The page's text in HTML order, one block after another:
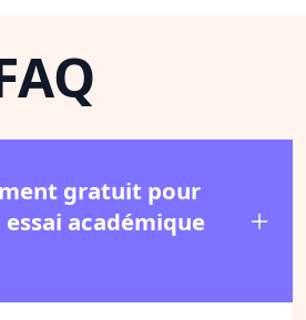
gratuit pour
académique